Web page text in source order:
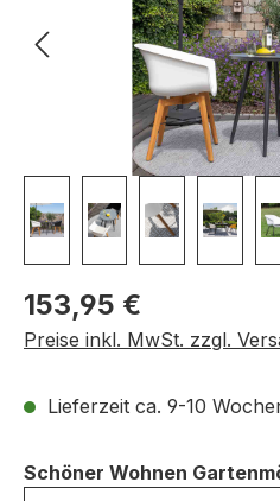
Regulärer Preis:
153,95 €
Preise inkl. MwSt. zzgl.
Lieferzeit ca. 9-10
Schöner Wohnen